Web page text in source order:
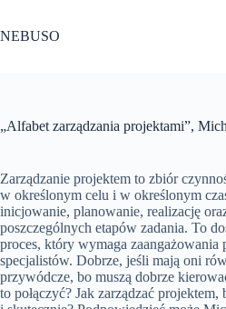
treści
NEBUSO
„Alfabet zarządzania projektami”,
Zarządzanie projektem to zbiór
w określonym celu i w określonym
inicjowanie, planowanie, realizację
poszczególnych etapów zadania. To
proces, który wymaga zaangażowania
specjalistów. Dobrze, jeśli mają oni
przywódcze, bo muszą dobrze
to połączyć? Jak zarządzać